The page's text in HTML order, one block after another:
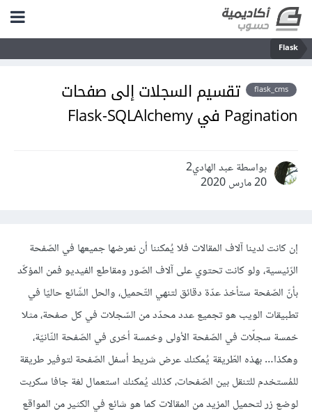
Flask
flask_cms
تقسيم السجلات إلى صفحات
Pagination في Flask-SQLAlchemy
بواسطة عبد الهادي2
20 مارس 2020
إن كانت لدينا آلاف المقالات فلا يُمكننا أن نعرضها جميعها في الصّفحة
الرّئيسية، ولو كانت تحتوي على آلاف الصّور ومقاطع الفيديو فمن المؤكّد
بأنّ الصّفحة ستأخذ عدّة دقائق لتنهي التّحميل، والحل الشّائع حاليّا في
تطبيقات الويب هو تجميع عدد محدّد من السّجلات في كل صفحة، مثلا
خمسة سجلّات في الصّفحة الأولى وخمسة أخرى في الصّفحة الثّانيّة،
وهكذا… بهذه الطّريقة يُمكنك عرض شريط أسفل الصّفحة لتوفير طريقة
للمُستخدم للتنقل بين الصّفحات، كذلك يُمكنك استعمال لغة جافا سكربت
لوضع زر لتحميل المزيد من المقالات كما هو شائع في الكثير من المواقع